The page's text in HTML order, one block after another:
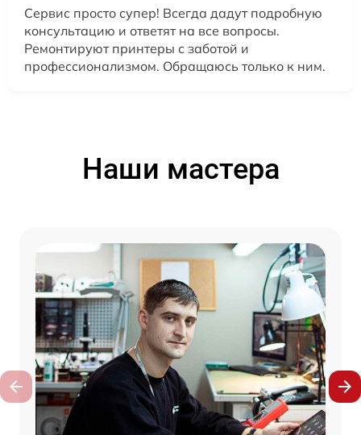
Сервис просто супер! Всегда дадут подробную
консультацию и ответят на все вопросы.
Ремонтируют принтеры с заботой и
профессионализмом. Обращаюсь только к ним.
Наши мастера